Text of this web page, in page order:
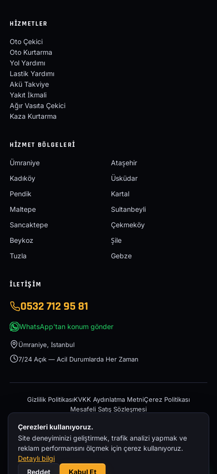
HIZMETLER
Oto Çekici
Oto Kurtarma
Yol Yardımı
Lastik Yardımı
Akü Takviye
Yakıt İkmali
Ağır Vasıta Çekici
Kaza Kurtarma
HIZMET BÖLGELERI
Ümraniye
Ataşehir
Kadıköy
Üsküdar
Pendik
Kartal
Maltepe
Sultanbeyli
Sancaktepe
Çekmeköy
Beykoz
Şile
Tuzla
Gebze
İLETIŞIM
0532 712 95 81
WhatsApp'tan konum gönder
Ümraniye, İstanbul
7/24 Açık — Acil Durumlarda Her Zaman
Gizlilik PolitikasıKVKK Aydınlatma MetniÇerez Politikası
Mesafeli Satış Sözleşmesi
© 2026 İstanbul Acil Oto Çekici – 0532 712 95 81 — Tüm hakları
saklıdır.
Çerezleri kullanıyoruz.
Site deneyiminizi geliştirmek, trafik analizi yapmak ve
reklam performansını ölçmek için çerez kullanıyoruz.
Detaylı bilgi
Reddet
Kabul Et